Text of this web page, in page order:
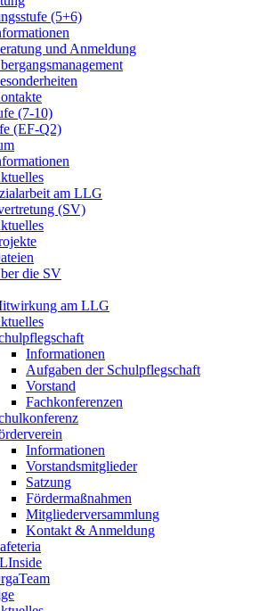
(5+6)
und Anmeldung
(7-10)
(EF-Q2)
am LLG
(SV)
die SV
am LLG
Informationen
Aufgaben der Schulpflegschaft
Vorstand
Fachkonferenzen
Informationen
Vorstandsmitglieder
Satzung
Fördermaßnahmen
Mitgliederversammlung
Kontakt & Anmeldung